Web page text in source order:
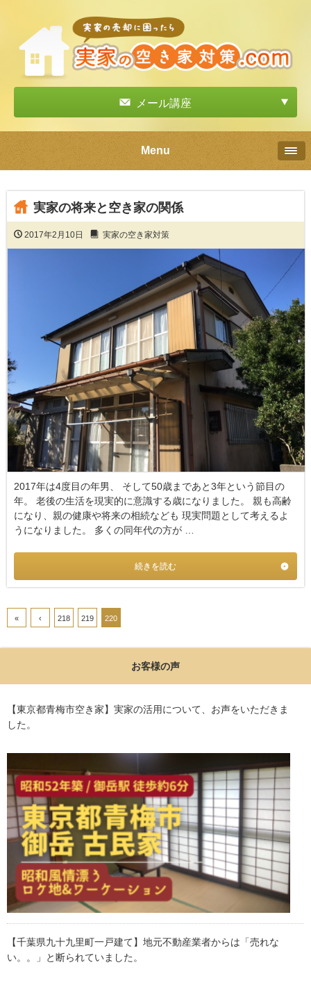
メール講座
Menu
実家の将来と空き家の関係
2017年2月10日 実家の空き家対策
2017年は4度目の年男、 そして50歳まであと3年という節目の
年。 老後の生活を現実的に意識する歳になりました。 親も高齢
になり、親の健康や将来の相続なども 現実問題として考えるよ
うになりました。 多くの同年代の方が …
続きを読む
« ‹ 218 219 220
お客様の声
【東京都青梅市空き家】実家の活用について、お声をいただきま
した。
【千葉県九十九里町一戸建て】地元不動産業者からは「売れな
い。。」と断られていました。